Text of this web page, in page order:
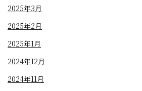
2025年3月
2025年2月
2025年1月
2024年12月
2024年11月